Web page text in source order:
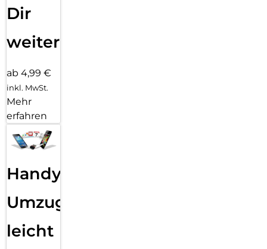
Dir
weiter
ab 4,99 €
inkl. MwSt.
Mehr
erfahren
Handy
Umzug
leicht